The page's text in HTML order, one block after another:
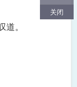
。
关闭